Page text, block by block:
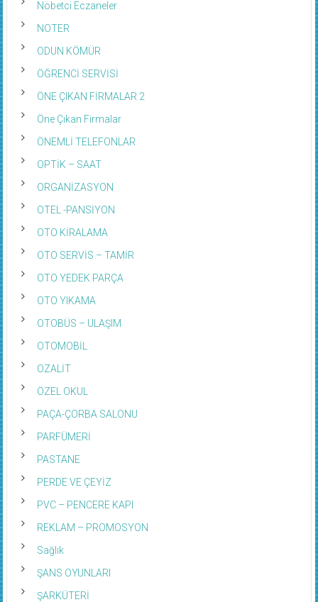
Nöbetci Eczaneler
NOTER
ODUN KÖMÜR
ÖĞRENCİ SERVİSİ
ÖNE ÇIKAN FİRMALAR 2
Öne Çıkan Firmalar
ÖNEMLİ TELEFONLAR
OPTİK – SAAT
ORGANİZASYON
OTEL -PANSİYON
OTO KİRALAMA
OTO SERVİS – TAMİR
OTO YEDEK PARÇA
OTO YIKAMA
OTOBÜS – ULAŞIM
OTOMOBİL
OZALİT
ÖZEL OKUL
PAÇA-ÇORBA SALONU
PARFÜMERİ
PASTANE
PERDE VE ÇEYİZ
PVC – PENCERE KAPI
REKLAM – PROMOSYON
Sağlık
ŞANS OYUNLARI
ŞARKÜTERİ